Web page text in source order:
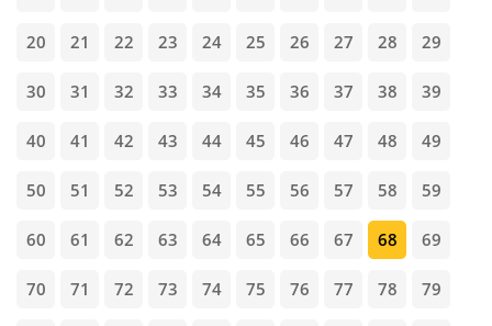
20 21 22 23 24 25 26 27 28 29
30 31 32 33 34 35 36 37 38 39
40 41 42 43 44 45 46 47 48 49
50 51 52 53 54 55 56 57 58 59
60 61 62 63 64 65 66 67 68 69
70 71 72 73 74 75 76 77 78 79